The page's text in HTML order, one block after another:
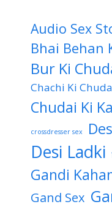
Audio Sex
Bhai Behan
Bur Ki
Chachi Ki
Chudai Ki
crossdresser sex
Desi Ladki
Gandi
Gand Sex